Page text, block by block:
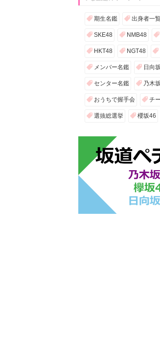
期生名鑑 出身者一
SKE48 NMB48
HKT48 NGT48
メンバー名鑑 日向
センター名鑑 乃木
おうちで握手会 チ
選抜総選挙 櫻坂46